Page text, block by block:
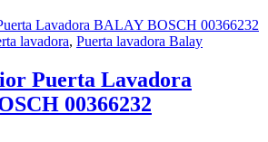
lavadora, Puerta lavadora Balay
Puerta Lavadora
00366232